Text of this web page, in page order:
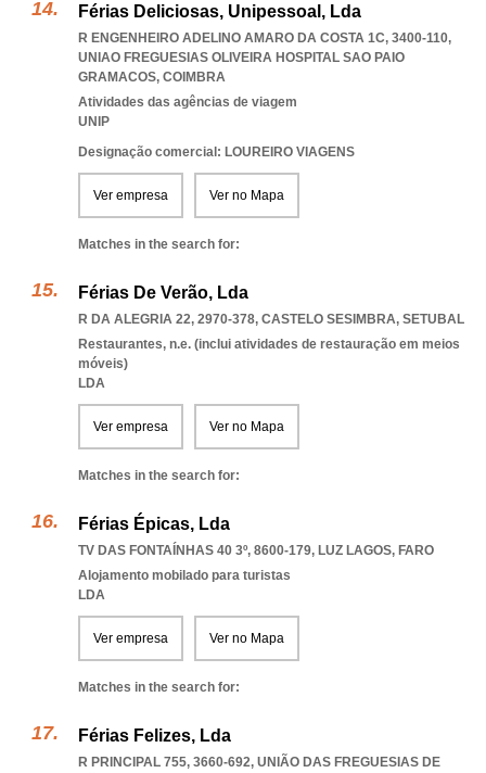
Férias Deliciosas, Unipessoal, Lda
R ENGENHEIRO ADELINO AMARO DA COSTA 1C, 3400-110,
UNIAO FREGUESIAS OLIVEIRA HOSPITAL SAO PAIO
GRAMACOS, COIMBRA
Atividades das agências de viagem
UNIP
Designação comercial: LOUREIRO VIAGENS
Ver empresa Ver no Mapa
Matches in the search for:
Férias De Verão, Lda
R DA ALEGRIA 22, 2970-378, CASTELO SESIMBRA, SETUBAL
Restaurantes, n.e. (inclui atividades de restauração em meios
móveis)
LDA
Ver empresa Ver no Mapa
Matches in the search for:
Férias Épicas, Lda
TV DAS FONTAÍNHAS 40 3º, 8600-179, LUZ LAGOS, FARO
Alojamento mobilado para turistas
LDA
Ver empresa Ver no Mapa
Matches in the search for:
Férias Felizes, Lda
R PRINCIPAL 755, 3660-692, UNIÃO DAS FREGUESIAS DE